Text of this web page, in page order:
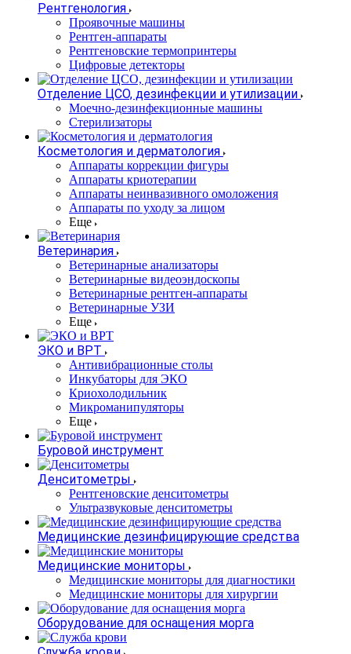
Рентгенология
Проявочные машины
Рентген-аппараты
Рентгеновские термопринтеры
Цифровые детекторы
Отделение ЦСО, дезинфекции и утилизации
Моечно-дезинфекционные машины
Стерилизаторы
Косметология и дерматология
Аппараты коррекции фигуры
Аппараты криотерапии
Аппараты неинвазивного омоложения
Аппараты по уходу за лицом
Еще
Ветеринария
Ветеринарные анализаторы
Ветеринарные видеоэндоскопы
Ветеринарные рентген-аппараты
Ветеринарные УЗИ
Еще
ЭКО и ВРТ
Антивибрационные столы
Инкубаторы для ЭКО
Криохолодильник
Микроманипуляторы
Еще
Буровой инструмент
Денситометры
Рентгеновские денситометры
Ультразвуковые денситометры
Медицинские дезинфицирующие средства
Медицинские мониторы
Медицинские мониторы для диагностики
Медицинские мониторы для хирургии
Оборудование для оснащения морга